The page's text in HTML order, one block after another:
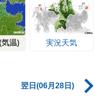
温) 実況天気
翌日(06月28日)